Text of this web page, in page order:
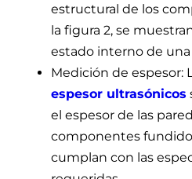
estructural de los
la figura 2, se
estado interno de
Medición de espesor:
espesor ultrasónicos
el espesor de las
componentes
cumplan con las